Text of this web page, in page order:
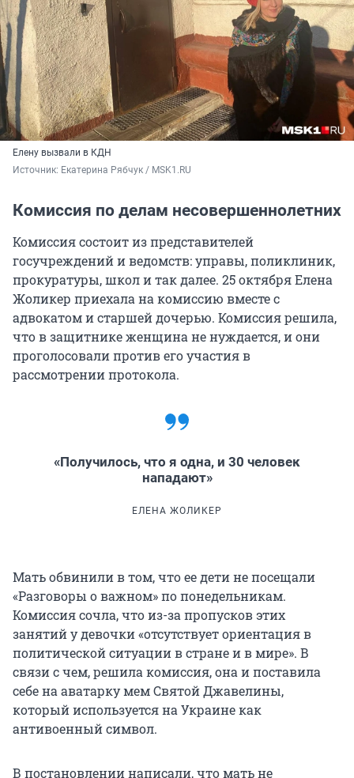
Елену вызвали в КДН
Источник: Екатерина Рябчук / MSK1.RU
Комиссия по делам несовершеннолетних
Комиссия состоит из представителей
госучреждений и ведомств: управы, поликлиник,
прокуратуры, школ и так далее. 25 октября Елена
Жоликер приехала на комиссию вместе с
адвокатом и старшей дочерью. Комиссия решила,
что в защитнике женщина не нуждается, и они
проголосовали против его участия в
рассмотрении протокола.
«Получилось, что я одна, и 30 человек
нападают»
ЕЛЕНА ЖОЛИКЕР
Мать обвинили в том, что ее дети не посещали
«Разговоры о важном» по понедельникам.
Комиссия сочла, что из-за пропусков этих
занятий у девочки «отсутствует ориентация в
политической ситуации в стране и в мире». В
связи с чем, решила комиссия, она и поставила
себе на аватарку мем Святой Джавелины,
который используется на Украине как
антивоенный символ.
В постановлении написали, что мать не